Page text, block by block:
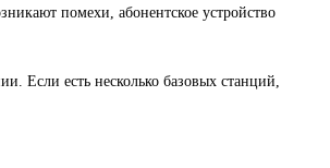
помехи, абонентское устройство
Если есть несколько базовых станций,